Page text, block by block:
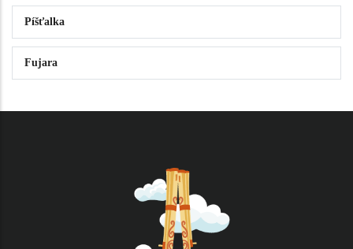
Píšťalka
Fujara